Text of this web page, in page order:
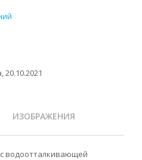
20.10.2021
ИЗОБРАЖЕНИЯ
водоотталкивающей